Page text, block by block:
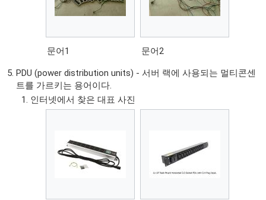
문어1 문어2
PDU (power distribution units) - 서버 랙에 사용되는 멀티콘센
트를 가르키는 용어이다.
인터넷에서 찾은 대표 사진